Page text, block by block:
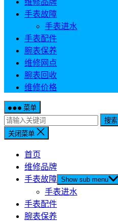
维修品牌
手表故障
手表进水
手表配件
腕表保养
维修网点
腕表回收
维修价格
菜单
搜索
关闭菜单
首页
维修品牌
手表故障 Show sub menu
手表进水
手表配件
腕表保养